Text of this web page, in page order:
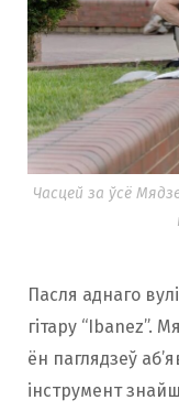
Часцей за ўсё
Пасля аднаго
гітару “Ibanez”.
ён паглядзеў
інструмент